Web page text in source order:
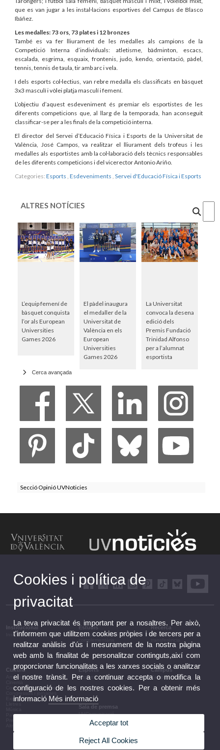
que es van jugar a les instal·lacions esportives del Campus de Blasco
Ibáñez.
Les medalles: 73 ors, 73 plates i 12 bronzes
També es va fer lliurament de les medalles als campions de la
Competició Interna d’individuals: atletisme, bàdminton, escacs,
escalada, esgrima, esquaix, frontenis, judo, kendo, orientació, pàdel,
tennis, tennis de taula, tir amb arc i vela.
I dels esports col·lectius, van rebre medalla els classificats en bàsquet
3x3 masculí i vòlei platja masculí i femení.
L’objectiu d’aquest esdeveniment és premiar els esportistes de les
diferents competicions que, al llarg de la temporada, han aconseguit
classificar-se per a les finals de la competició interna.
El director del Servei d’Educació Física i Esports de la Universitat de
València, José Campos, va realitzar el lliurament dels trofeus i les
medalles als esportistes amb la col·laboració dels tècnics responsables
de les diferents competicions i del vicerector Antonio Ariño.
Categories: Esports Esdeveniments Servei d'Educació Física i Esports
ALTRES NOTÍCIES
L’equip femení de
bàsquet conquista
l’or als European
Universities
Games 2026
El pàdel inaugura
el medaller de la
Universitat de
València en els
European
Universities
Games 2026
La Universitat
convoca la desena
edició dels
Premis Fundació
Trinidad Alfonso
per a l’alumnat
esportista
Cerca avançada
Secció Opinió UVNoticies
Institucional
Institucional
Estudis
Estudis i formació
Recerca
Recerca, innovació i
Cultura
Arts escèniques
Conferències i debats
Congressos i jornades
Exposicions
Patrimoni
Esports
Esports
Campus
Campus
Sala de premsa
UVComunicació
Notes de premsa
Agenda de govern
Informació corporativa
Cookies i política de
privacitat
La teva privacitat és important per a nosaltres. Per això,
t'informem que utilitzem cookies pròpies i de tercers per a
realitzar anàlisis d'ús i mesurament de la nostra pàgina
web amb la finalitat de personalitzar continguts,així com
proporcionar funcionalitats a les xarxes socials o analitzar
el nostre trànsit. Per a continuar accepta o modifica la
configuració de les nostres cookies. Per a obtenir més
informació Més informació
Acceptar tot
Reject All Cookies